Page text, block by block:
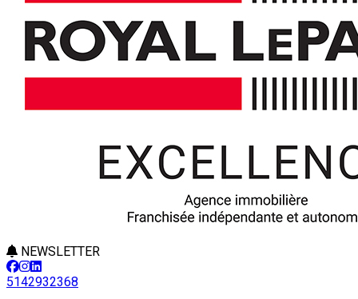
NEWSLETTER
5142932368